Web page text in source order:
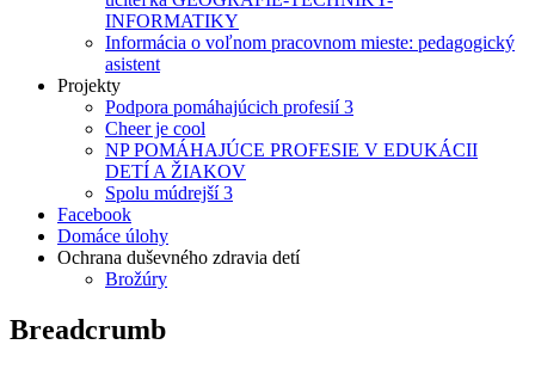
INFORMATIKY
Informácia o voľnom pracovnom mieste: pedagogický
asistent
Projekty
Podpora pomáhajúcich profesií 3
Cheer je cool
NP POMÁHAJÚCE PROFESIE V EDUKÁCII
DETÍ A ŽIAKOV
Spolu múdrejší 3
Facebook
Domáce úlohy
Ochrana duševného zdravia detí
Brožúry
Breadcrumb